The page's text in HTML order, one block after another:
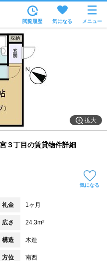
・駅から
から
相場から
通学時間から
特集から
産会社から
閲覧履歴 気になる メニュー
拡大
３丁目の賃貸物件詳細
気になる
礼金 1ヶ月
広さ 24.3m²
構造 木造
方位 南西